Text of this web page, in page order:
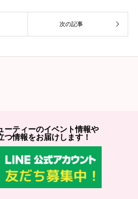
次の記事
ーティーのイベント情報や
つ情報をお届けします！